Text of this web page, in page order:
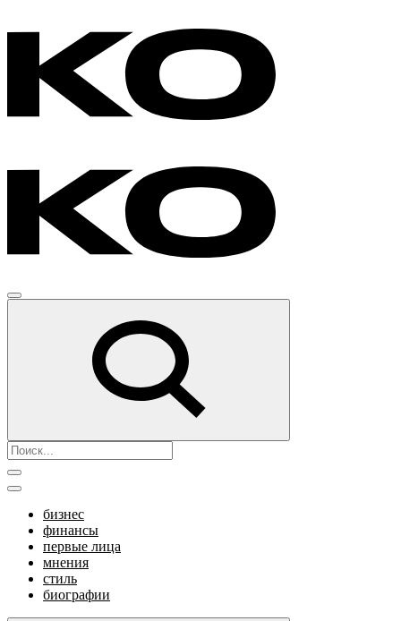
бизнес
финансы
первые лица
мнения
стиль
биографии